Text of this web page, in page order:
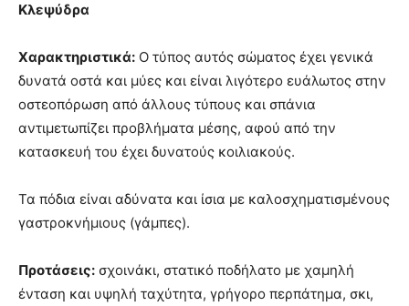
Κλεψύδρα
Χαρακτηριστικά: Ο τύπος αυτός σώματος έχει γενικά
δυνατά οστά και μύες και είναι λιγότερο ευάλωτος στην
οστεοπόρωση από άλλους τύπους και σπάνια
αντιμετωπίζει προβλήματα μέσης, αφού από την
κατασκευή του έχει δυνατούς κοιλιακούς.
Τα πόδια είναι αδύνατα και ίσια με καλοσχηματισμένους
γαστροκνήμιους (γάμπες).
Προτάσεις: σχοινάκι, στατικό ποδήλατο με χαμηλή
ένταση και υψηλή ταχύτητα, γρήγορο περπάτημα, σκι,